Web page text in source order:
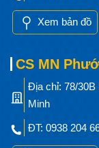
Xem bản đồ
CS MN
Địa chỉ: 78/30B
Minh
ĐT: 0938 204